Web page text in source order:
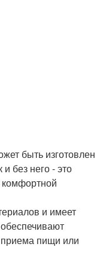
быть изготовлен
без него - это
и имеет
пищи или